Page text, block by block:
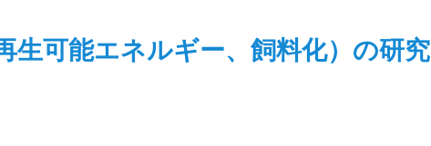
生可能エネルギー、飼料化）の研究